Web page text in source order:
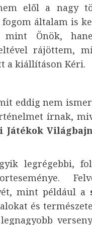
elől a nagy
általam is
mint Önök,
rájöttem,
a kiállításon Kéri.
eddig nem
írnak,
Játékok
legrégebbi,
mint például a
és